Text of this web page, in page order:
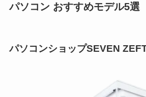
パソコン おすすめモデル5選
パソコンショップSEVEN